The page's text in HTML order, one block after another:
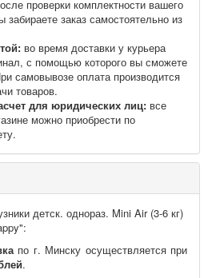
проверки комплектности вашего
забираете заказ самостоятельно из
во время доставки у курьера
с помощью которого вы сможете
самовывозе оплата производится
товаров.
для юридических лиц: все
можно приобрести по
детск. однораз. Mini Air (3-6 кг)
по г. Минску осуществляется при
.